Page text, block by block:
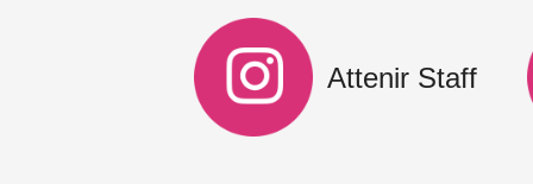
Attenir Staff